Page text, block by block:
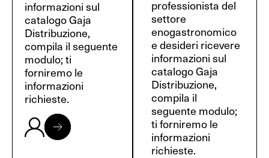
informazioni sul
catalogo Gaja
Distribuzione,
compila il seguente
modulo; ti
forniremo le
informazioni
richieste.
professionista del
settore
enogastronomico
e desideri ricevere
informazioni sul
catalogo Gaja
Distribuzione,
compila il
seguente modulo;
ti forniremo le
informazioni
richieste.